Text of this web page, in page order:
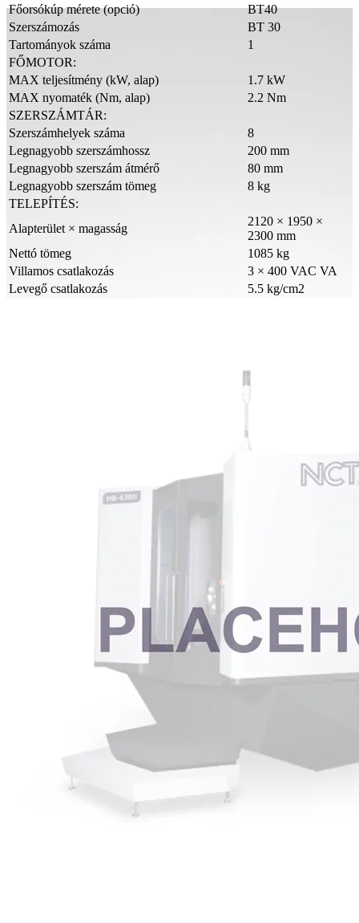
Főorsókúp mérete (opció)
BT40
Szerszámozás
BT 30
Tartományok száma
1
FŐMOTOR:
MAX teljesítmény (kW, alap)
1.7 kW
MAX nyomaték (Nm, alap)
2.2 Nm
SZERSZÁMTÁR:
Szerszámhelyek száma
8
Legnagyobb szerszámhossz
200 mm
Legnagyobb szerszám átmérő
80 mm
Legnagyobb szerszám tömeg
8 kg
TELEPÍTÉS:
Alapterület × magasság
2120 × 1950 ×
2300 mm
Nettó tömeg
1085 kg
Villamos csatlakozás
3 × 400 VAC VA
Levegő csatlakozás
5.5 kg/cm2